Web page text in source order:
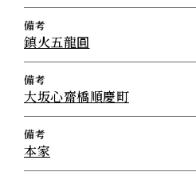
備考
鎮火五龍圓
備考
大坂心齋橋順慶町
備考
本家